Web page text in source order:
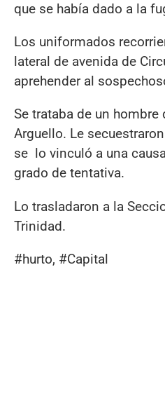
que se había dado a la
Los uniformados
lateral de avenida de
aprehender al
Se trataba de un hombre
Arguello. Le
se lo vinculó a una
grado de tentativa.
Lo trasladaron a la
Trinidad.
#hurto, #Capital